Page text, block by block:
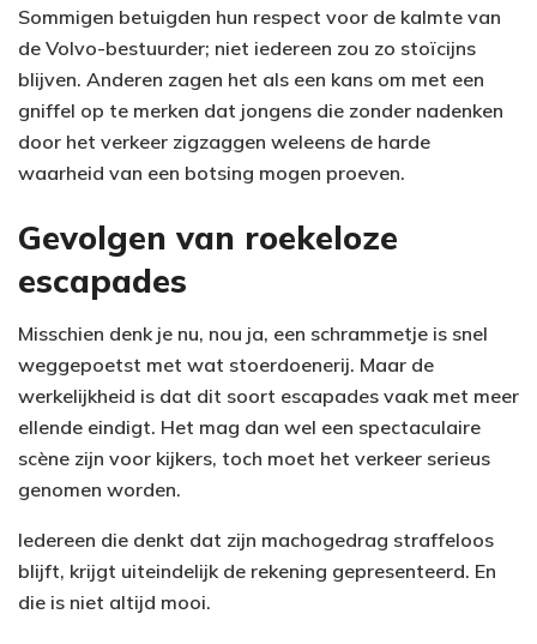
Sommigen betuigden hun respect voor de kalmte van
de Volvo-bestuurder; niet iedereen zou zo stoïcijns
blijven. Anderen zagen het als een kans om met een
gniffel op te merken dat jongens die zonder nadenken
door het verkeer zigzaggen weleens de harde
waarheid van een botsing mogen proeven.
Gevolgen van roekeloze
escapades
Misschien denk je nu, nou ja, een schrammetje is snel
weggepoetst met wat stoerdoenerij. Maar de
werkelijkheid is dat dit soort escapades vaak met meer
ellende eindigt. Het mag dan wel een spectaculaire
scène zijn voor kijkers, toch moet het verkeer serieus
genomen worden.
Iedereen die denkt dat zijn machogedrag straffeloos
blijft, krijgt uiteindelijk de rekening gepresenteerd. En
die is niet altijd mooi.